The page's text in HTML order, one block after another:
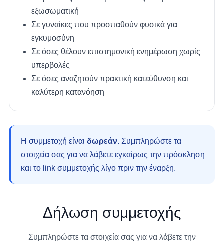
εξωσωματική
Σε γυναίκες που προσπαθούν φυσικά για
εγκυμοσύνη
Σε όσες θέλουν επιστημονική ενημέρωση χωρίς
υπερβολές
Σε όσες αναζητούν πρακτική κατεύθυνση και
καλύτερη κατανόηση
Η συμμετοχή είναι δωρεάν. Συμπληρώστε τα
στοιχεία σας για να λάβετε εγκαίρως την πρόσκληση
και το link συμμετοχής λίγο πριν την έναρξη.
Δήλωση συμμετοχής
Συμπληρώστε τα στοιχεία σας για να λάβετε την